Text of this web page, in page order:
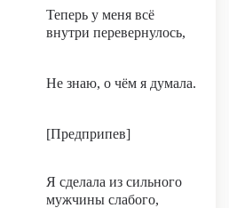
Теперь у меня всё
внутри перевернулось,
Не знаю, о чём я думала.
[Предприпев]
Я сделала из сильного
мужчины слабого,